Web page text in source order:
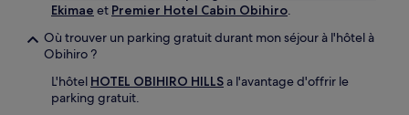
Ekimae et Premier Hotel Cabin Obihiro.
Où trouver un parking gratuit durant mon séjour à l'hôtel à
Obihiro ?
L'hôtel HOTEL OBIHIRO HILLS a l'avantage d'offrir le
parking gratuit.